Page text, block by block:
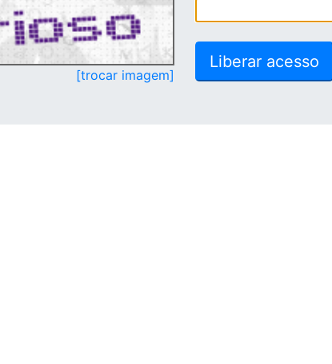
[trocar imagem]